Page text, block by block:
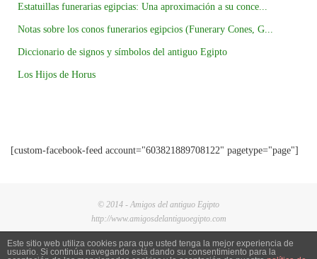
Estatuillas funerarias egipcias: Una aproximación a su conce...
Notas sobre los conos funerarios egipcios (Funerary Cones, G...
Diccionario de signos y símbolos del antiguo Egipto
Los Hijos de Horus
[custom-facebook-feed account="603821889708122" pagetype="page"]
© 2014 - Amigos del antiguo Egipto
http://www.amigosdelantiguoegipto.com
Este sitio web utiliza cookies para que usted tenga la mejor experiencia de
usuario. Si continúa navegando está dando su consentimiento para la